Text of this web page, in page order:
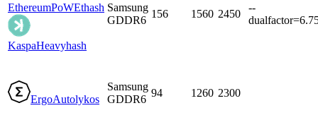
EthereumPoWEthash
KaspaHeavyhash
Samsung
GDDR6
156 1560 2450
--
ErgoAutolykos
Samsung
GDDR6
94 1260 2300